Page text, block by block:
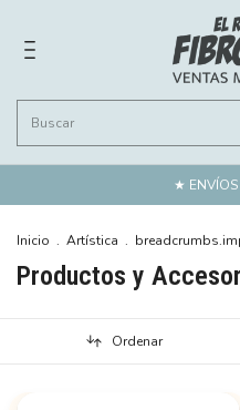
★ ENVÍOS GRATIS CABA
Inicio . Artística .
Productos y
Ordenar